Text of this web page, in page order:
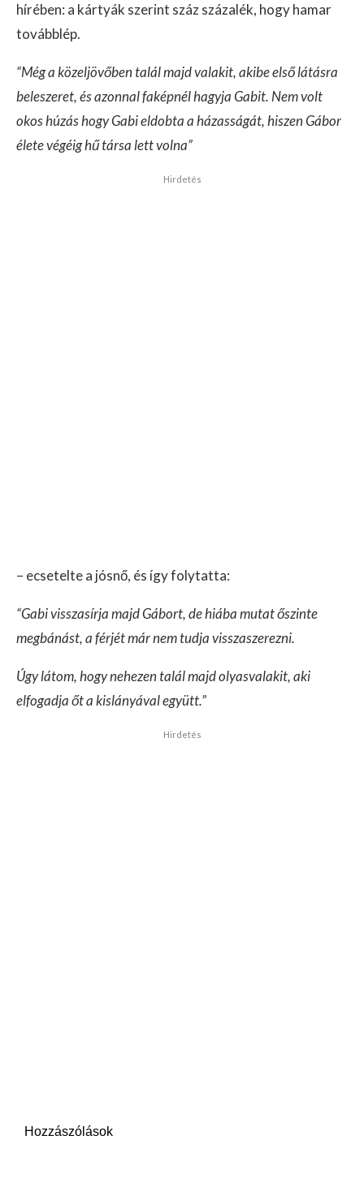
hírében: a kártyák szerint száz százalék, hogy hamar
továbblép.
“Még a közeljövőben talál majd valakit, akibe első látásra
beleszeret, és azonnal faképnél hagyja Gabit. Nem volt
okos húzás hogy Gabi eldobta a házasságát, hiszen Gábor
élete végéig hű társa lett volna”
Hirdetés
– ecsetelte a jósnő, és így folytatta:
“Gabi visszasírja majd Gábort, de hiába mutat őszinte
megbánást, a férjét már nem tudja visszaszerezni.
Úgy látom, hogy nehezen talál majd olyasvalakit, aki
elfogadja őt a kislányával együtt.”
Hirdetés
Hozzászólások